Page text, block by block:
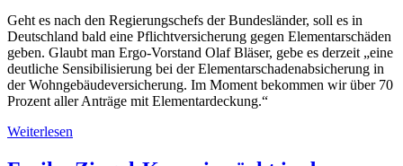
Geht es nach den Regierungschefs der Bundesländer, soll es in
Deutschland bald eine Pflichtversicherung gegen Elementarschäden
geben. Glaubt man Ergo-Vorstand Olaf Bläser, gebe es derzeit „eine
deutliche Sensibilisierung bei der Elementarschadenabsicherung in
der Wohngebäudeversicherung. Im Moment bekommen wir über 70
Prozent aller Anträge mit Elementardeckung.“
Weiterlesen